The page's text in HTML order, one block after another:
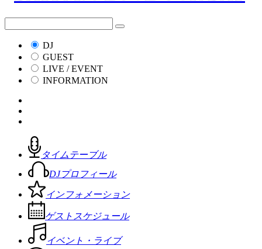
DJ
GUEST
LIVE / EVENT
INFORMATION
タイムテーブル
DJプロフィール
インフォメーション
ゲストスケジュール
イベント・ライブ